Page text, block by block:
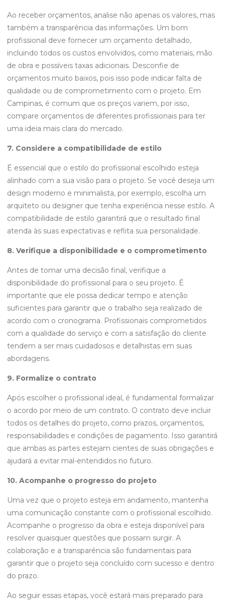
Ao receber orçamentos, analise não apenas os valores, mas
também a transparência das informações. Um bom
profissional deve fornecer um orçamento detalhado,
incluindo todos os custos envolvidos, como materiais, mão
de obra e possíveis taxas adicionais. Desconfie de
orçamentos muito baixos, pois isso pode indicar falta de
qualidade ou de comprometimento com o projeto. Em
Campinas, é comum que os preços variem, por isso,
compare orçamentos de diferentes profissionais para ter
uma ideia mais clara do mercado.
7. Considere a compatibilidade de estilo
É essencial que o estilo do profissional escolhido esteja
alinhado com a sua visão para o projeto. Se você deseja um
design moderno e minimalista, por exemplo, escolha um
arquiteto ou designer que tenha experiência nesse estilo. A
compatibilidade de estilo garantirá que o resultado final
atenda às suas expectativas e reflita sua personalidade.
8. Verifique a disponibilidade e o comprometimento
Antes de tomar uma decisão final, verifique a
disponibilidade do profissional para o seu projeto. É
importante que ele possa dedicar tempo e atenção
suficientes para garantir que o trabalho seja realizado de
acordo com o cronograma. Profissionais comprometidos
com a qualidade do serviço e com a satisfação do cliente
tendem a ser mais cuidadosos e detalhistas em suas
abordagens.
9. Formalize o contrato
Após escolher o profissional ideal, é fundamental formalizar
o acordo por meio de um contrato. O contrato deve incluir
todos os detalhes do projeto, como prazos, orçamentos,
responsabilidades e condições de pagamento. Isso garantirá
que ambas as partes estejam cientes de suas obrigações e
ajudará a evitar mal-entendidos no futuro.
10. Acompanhe o progresso do projeto
Uma vez que o projeto esteja em andamento, mantenha
uma comunicação constante com o profissional escolhido.
Acompanhe o progresso da obra e esteja disponível para
resolver quaisquer questões que possam surgir. A
colaboração e a transparência são fundamentais para
garantir que o projeto seja concluído com sucesso e dentro
do prazo.
Ao seguir essas etapas, você estará mais preparado para